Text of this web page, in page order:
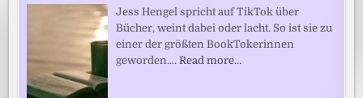
Jess Hengel spricht auf TikTok über
Bücher, weint dabei oder lacht. So ist sie zu
einer der größten BookTokerinnen
geworden.…Read more…